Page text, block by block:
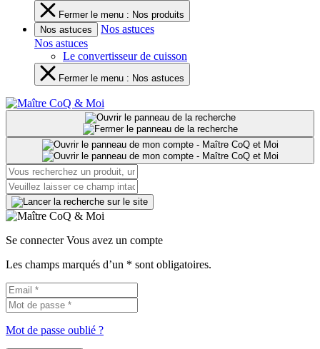
Fermer le menu : Nos produits
Nos astuces
Nos astuces
Nos astuces
Le convertisseur de cuisson
Fermer le menu : Nos astuces
Se connecter Vous avez un compte
Les champs marqués d’un * sont obligatoires.
Mot de passe oublié ?